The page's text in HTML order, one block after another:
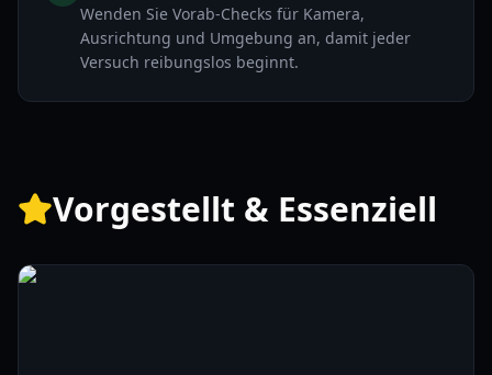
Wenden Sie Vorab-Checks für Kamera,
Ausrichtung und Umgebung an, damit jeder
Versuch reibungslos beginnt.
Vorgestellt & Essenziell